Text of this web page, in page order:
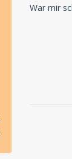
War mir